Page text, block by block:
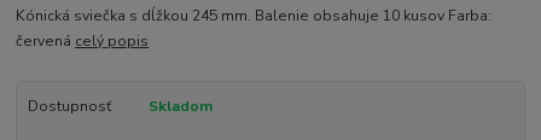
Kónická sviečka s dĺžkou 245 mm. Balenie obsahuje 10 kusov Farba:
červená celý popis
Dostupnosť Skladom